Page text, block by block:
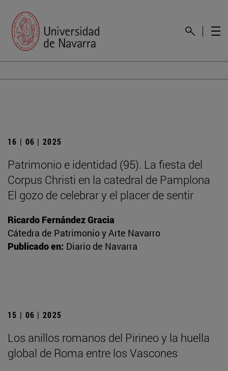
16 | 06 | 2025
Patrimonio e identidad (95). La fiesta del
Corpus Christi en la catedral de Pamplona
El gozo de celebrar y el placer de sentir
Ricardo Fernández Gracia
Cátedra de Patrimonio y Arte Navarro
Publicado en: Diario de Navarra
15 | 06 | 2025
Los anillos romanos del Pirineo y la huella
global de Roma entre los Vascones